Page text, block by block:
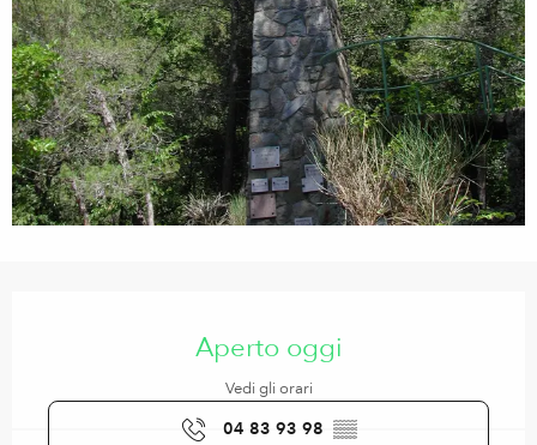
Aperto oggi
Vedi gli orari
04 83 93 98 ▒▒